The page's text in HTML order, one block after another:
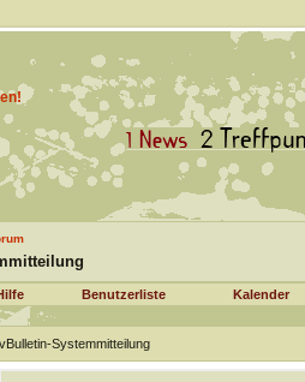
Benutzerliste Kalender
vBulletin-Systemmitteilung